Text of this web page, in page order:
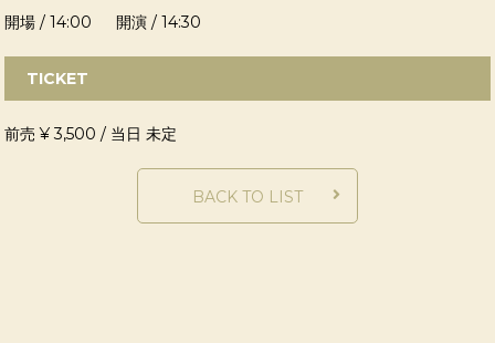
開場 / 14:00 開演 / 14:30
TICKET
前売 ¥ 3,500 / 当日 未定
BACK TO LIST